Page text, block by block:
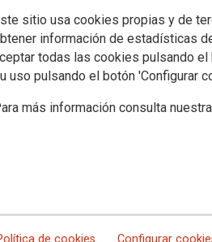
sitio usa cookies propias y de
información de estadísticas
todas las cookies pulsando
uso pulsando el botón 'Configurar
más información consulta nuestra
de cookies Configurar